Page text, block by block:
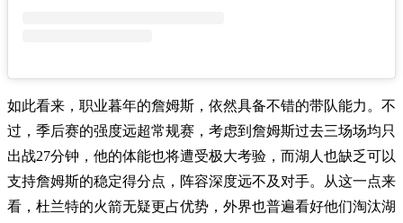
如此看来，职业暮年的詹姆斯，依然具备不错的带队能力。不
过，季后赛的强度远超常规赛，考虑到詹姆斯过去三场场均只
出战27分钟，他的体能也将遭受极大考验，而湖人也缺乏可以
支持詹姆斯的稳定得分点，阵容深度远不及对手。从这一点来
看，杜兰特的火箭无疑更占优势，外界也普遍看好他们淘汰湖